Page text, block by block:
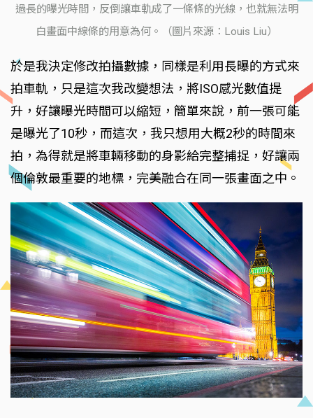
過長的曝光時間，反倒讓車軌成了一條條的光線，也就無法明
白畫面中線條的用意為何。（圖片來源：Louis Liu）
於是我決定修改拍攝數據，同樣是利用長曝的方式來
拍車軌，只是這次我改變想法，將ISO感光數值提
升，好讓曝光時間可以縮短，簡單來說，前一張可能
是曝光了10秒，而這次，我只想用大概2秒的時間來
拍，為得就是將車輛移動的身影給完整捕捉，好讓兩
個倫敦最重要的地標，完美融合在同一張畫面之中。